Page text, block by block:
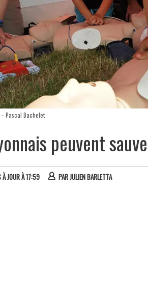
Pascal Bachelet
peuvent
À JOUR À 17:59 PARJULIEN BARLETTA